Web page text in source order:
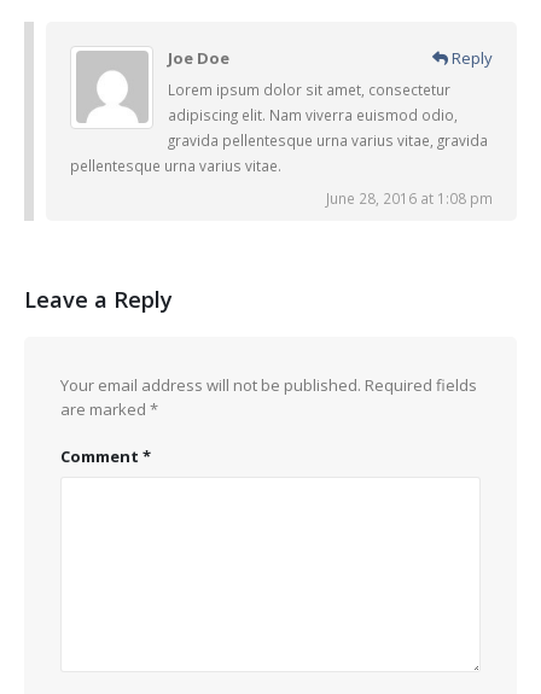
Joe Doe Reply
Lorem ipsum dolor sit amet, consectetur
adipiscing elit. Nam viverra euismod odio,
gravida pellentesque urna varius vitae, gravida
pellentesque urna varius vitae.
June 28, 2016 at 1:08 pm
Leave a Reply
Your email address will not be published. Required fields
are marked *
Comment *